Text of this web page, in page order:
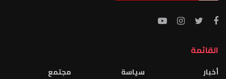
القائمة
أخبار
سياسة
مجتمع